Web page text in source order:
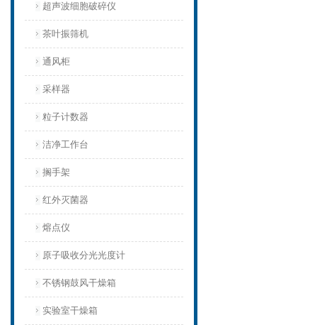
超声波细胞破碎仪
茶叶振筛机
通风柜
采样器
粒子计数器
洁净工作台
搁手架
红外灭菌器
熔点仪
原子吸收分光光度计
不锈钢鼓风干燥箱
实验室干燥箱